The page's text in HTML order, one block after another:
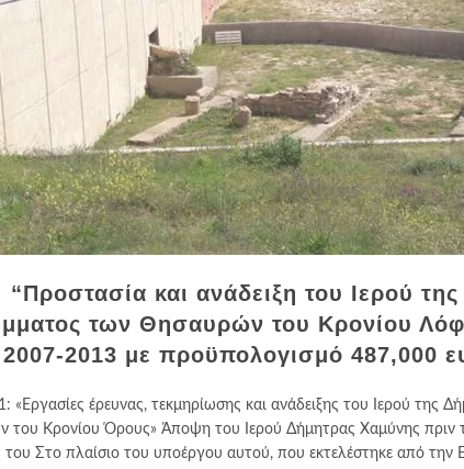
και ανάδειξη του Ιερού
των Θησαυρών του Κρονίου
2013 με προϋπολογισμό 487,000
«Εργασίες έρευνας, τεκμηρίωσης και ανάδειξης του Ιερού της
του Κρονίου Όρους» Άποψη του Ιερού Δήμητρας Χαμύνης πριν
του Στο πλαίσιο του υποέργου αυτού, που εκτελέστηκε από την